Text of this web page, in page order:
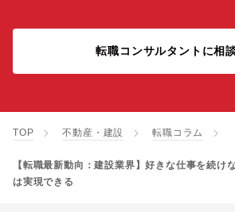
転職コンサルタントに相
TOP 不動産・建設 転職コラム
【転職最新動向：建設業界】好きな仕事を続け
は実現できる